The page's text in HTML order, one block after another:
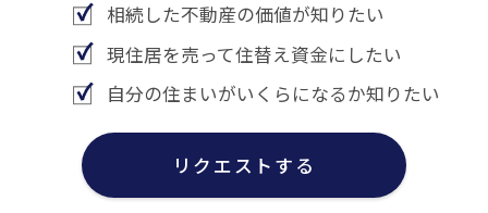
相続した不動産の価値が知りたい
現住居を売って住替え資金にしたい
自分の住まいがいくらになるか知りたい
リクエストする